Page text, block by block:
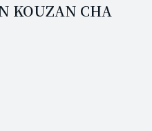
KOUZAN CHA
のメニューはこちらです